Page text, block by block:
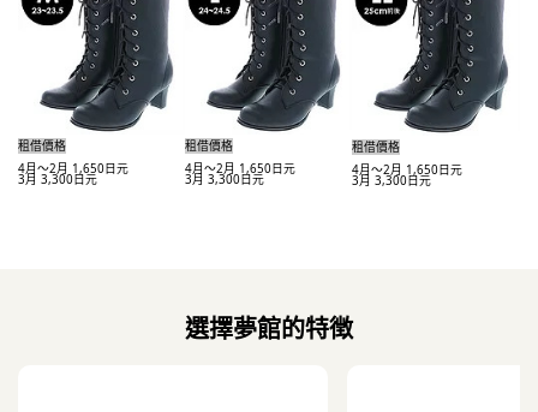
租借價格
4月～2月 1,650日元
3月 3,300日元
租借價格
4月～2月 1,650日元
3月 3,300日元
租借價格
4月～2月 1,650日元
3月 3,300日元
選擇夢館的特徴